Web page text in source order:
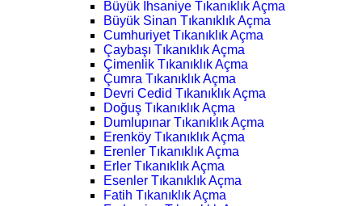
Büyük İhsaniye Tıkanıklık Açma
Büyük Sinan Tıkanıklık Açma
Cumhuriyet Tıkanıklık Açma
Çaybaşı Tıkanıklık Açma
Çimenlik Tıkanıklık Açma
Çumra Tıkanıklık Açma
Devri Cedid Tıkanıklık Açma
Doğuş Tıkanıklık Açma
Dumlupınar Tıkanıklık Açma
Erenköy Tıkanıklık Açma
Erenler Tıkanıklık Açma
Erler Tıkanıklık Açma
Esenler Tıkanıklık Açma
Fatih Tıkanıklık Açma